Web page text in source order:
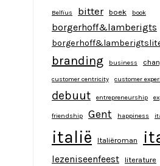
Belfius bitter boek book
borgerhoff&lamberigts
branding business
customer centricity customer
debuut entrepreneurship
friendship Gent happiness
italië Italiëroman
lezeniseenfeest literature